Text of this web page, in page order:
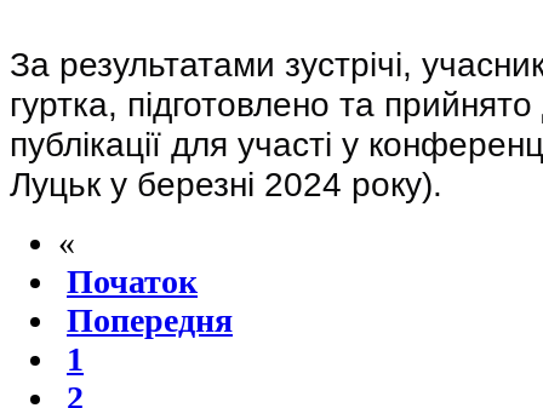
За результатами зустрічі,
гуртка, підготовлено та
публікації для участі у
Луцьк у березні 2024 року).
«
Початок
Попередня
1
2